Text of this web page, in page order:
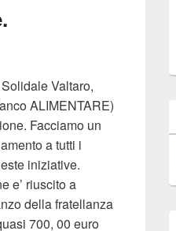
Valtaro,
ALIMENTARE)
Facciamo un
a tutti i
iniziative.
e’ riuscito a
della fratellanza
700, 00 euro